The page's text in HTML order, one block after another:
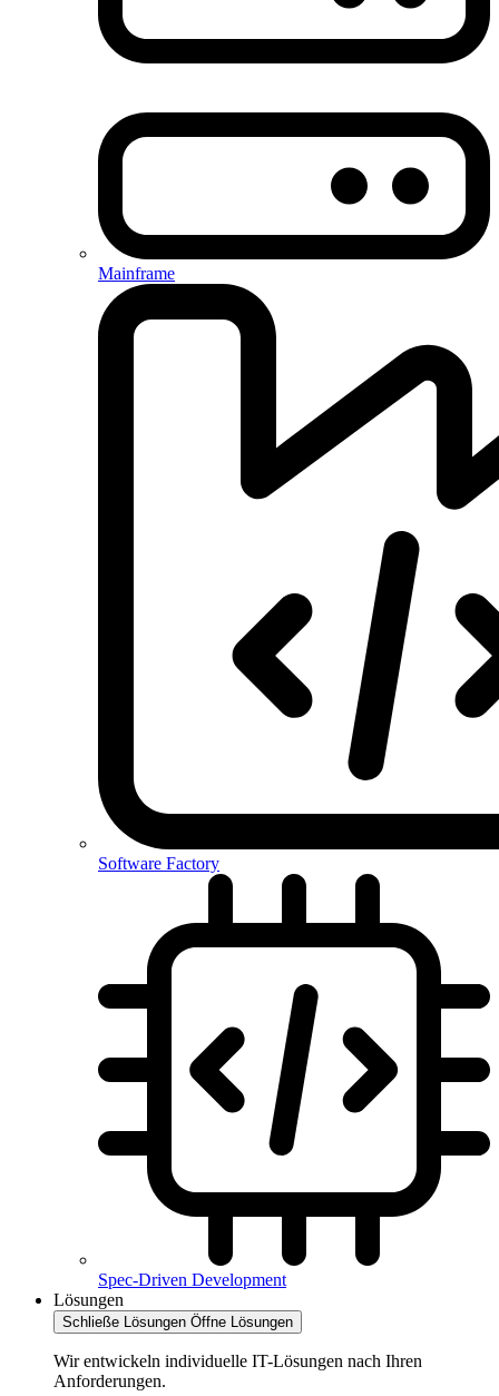
Mainframe
Software Factory
Spec-Driven Development
Lösungen
Schließe Lösungen Öffne Lösungen
Wir entwickeln individuelle IT-Lösungen nach Ihren
Anforderungen.